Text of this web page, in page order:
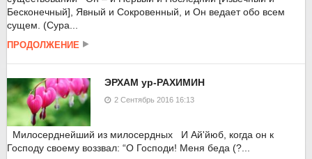
Бесконечный], Явный и Сокровенный, и Он ведает обо всем
сущем. (Сура...
ПРОДОЛЖЕНИЕ
ЭРХАМ ур-РАХИМИН
2 Сентябрь 2016 16:13
Милосерднейший из милосердных И Ай'йюб, когда он к
Господу своему воззвал: “О Господи! Меня беда (?...